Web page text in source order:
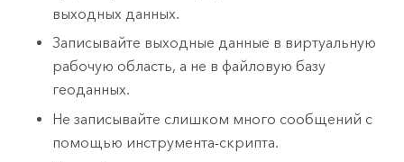
выходных данных.
Записывайте выходные данные в виртуальную
рабочую область, а не в файловую базу
геоданных.
Не записывайте слишком много сообщений с
помощью инструмента-скрипта.